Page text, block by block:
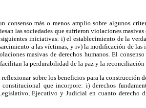
consenso más o menos amplio sobre algunos
las sociedades que sufrieron violaciones
iniciativas: i) el establecimiento de la
a las víctimas, y iv) la modificación de
masivas de derechos humanos. El
la perdurabilidad de la paz y la reconciliación
reflexionar sobre los beneficios para la construcción
que incorpore: i) derechos
Ejecutivo y Judicial en cuanto derecho